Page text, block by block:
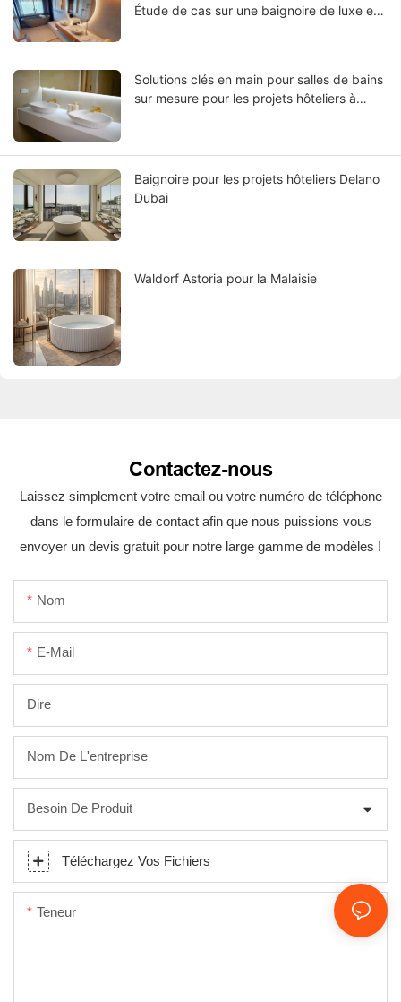
Étude de cas sur une baignoire de luxe en
Solutions clés en main pour salles de bains
sur mesure pour les projets hôteliers à
Baignoire pour les projets hôteliers Delano
Dubai
Waldorf Astoria pour la Malaisie
Contactez-nous
Laissez simplement votre email ou votre numéro de téléphone
dans le formulaire de contact afin que nous puissions vous
envoyer un devis gratuit pour notre large gamme de modèles !
Nom
E-Mail
Dire
Nom De L'entreprise
Besoin De Produit
Téléchargez Vos Fichiers
Teneur